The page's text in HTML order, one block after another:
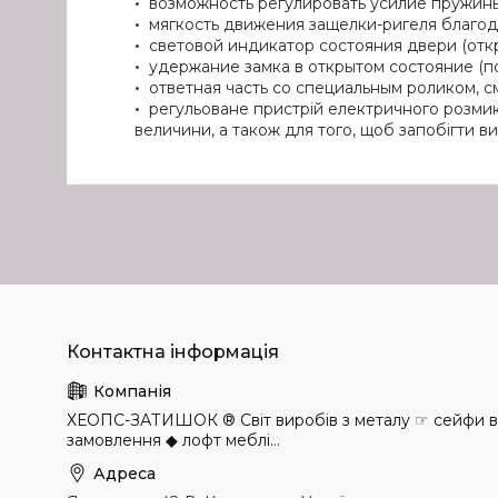
мягкость движения защелки-ригеля
световой индикатор состояния двери
удержание замка в открытом состояние
ответная часть со специальным роликом,
регульоване пристрій електричного
величини, а також для того, щоб запобігти
ХЕОПС-ЗАТИШОК ® Світ виробів з металу ☞ сейфи в
замовлення ◆ лофт меблі...